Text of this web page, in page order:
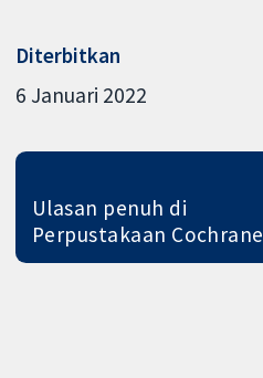
Diterbitkan
6 Januari 2022
Ulasan penuh di
Perpustakaan Cochrane